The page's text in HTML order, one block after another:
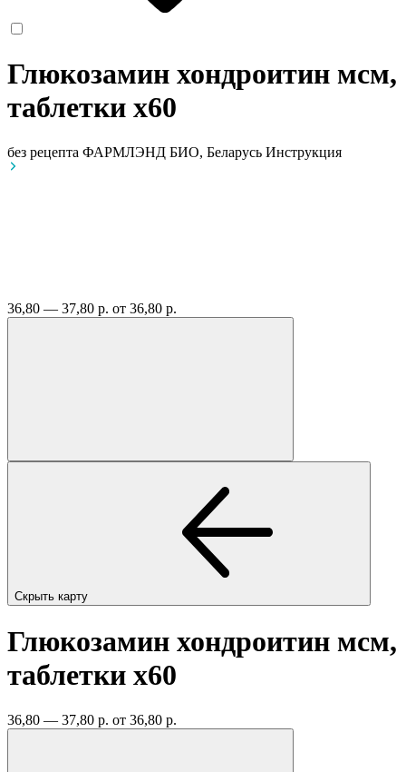
Глюкозамин хондроитин мсм,
таблетки x60
без рецепта ФАРМЛЭНД БИО, Беларусь Инструкция
36,80 — 37,80 р. от 36,80 р.
Скрыть карту
Глюкозамин хондроитин мсм,
таблетки x60
36,80 — 37,80 р. от 36,80 р.